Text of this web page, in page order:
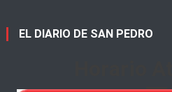
EL DIARIO DE SAN PEDRO